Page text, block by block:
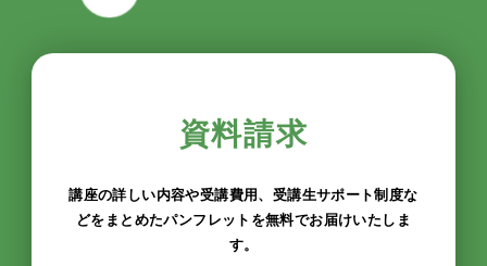
資料請求
講座の詳しい内容や受講費用、受講生サポート制度な
どをまとめたパンフレットを無料でお届けいたしま
す。